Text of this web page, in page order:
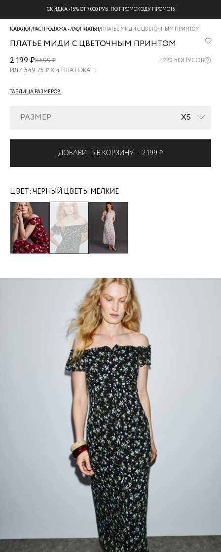
БЕСПЛАТНАЯ ДОСТАВКА НА ВСЕ ЗАКАЗЫ
КАТАЛОГ/РАСПРОДАЖА -70%/ПЛАТЬЯ/ПЛАТЬЕ МИДИ С ЦВЕТОЧНЫМ ПРИНТОМ
ПЛАТЬЕ МИДИ С ЦВЕТОЧНЫМ ПРИНТОМ
ZR2607022901-
229
2 199 ₽3 599 ₽ +220 БОНУСОВ
ИЛИ 549.75 ₽ Х 4 ПЛАТЕЖА
ТАБЛИЦА РАЗМЕРОВ
РАЗМЕР XS
ДОБАВИТЬ В КОРЗИНУ — 2 199 ₽
ЦВЕТ: ЧЕРНЫЙ ЦВЕТЫ МЕЛКИЕ